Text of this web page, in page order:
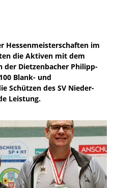
Hessenmeisterschaften im
die Aktiven mit dem
der Dietzenbacher Philipp-
Blank- und
Schützen des SV Nieder-
Leistung.